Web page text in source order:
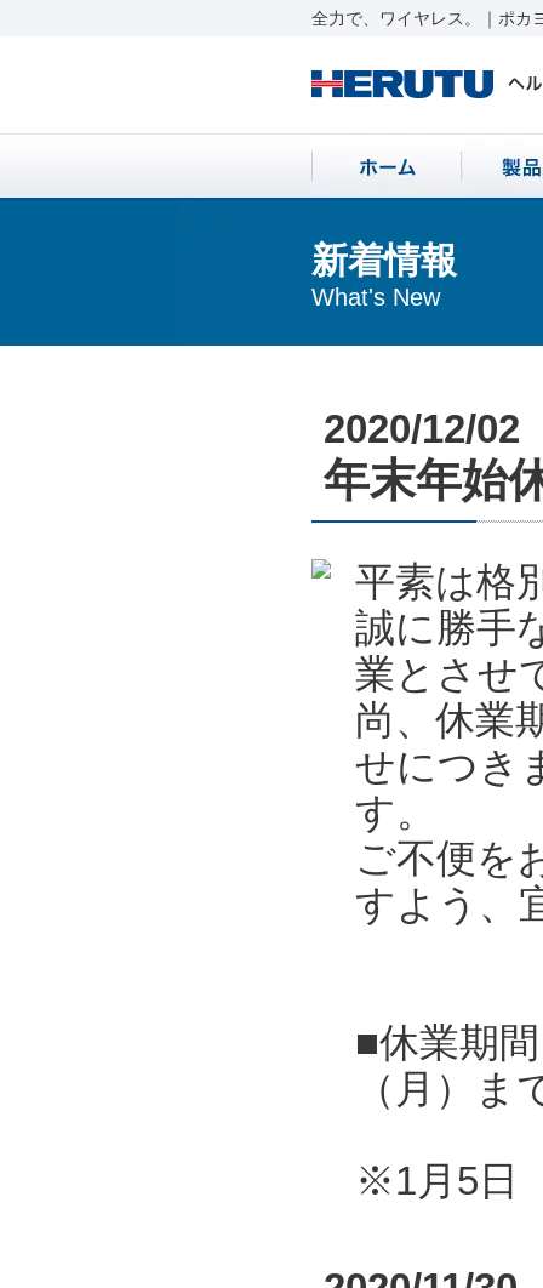
全力で、ワイヤレス。｜ポカ
新着情報
What's New
2020/12/02
年末年始
平素は格
誠に勝手
業とさせ
尚、休業
せにつき
す。
ご不便を
すよう、
■休業期
（月）ま
※1月5日